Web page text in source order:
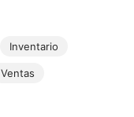
Inventario
Ventas